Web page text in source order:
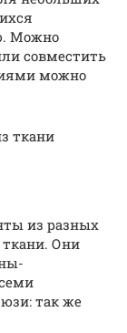
Можно
совместить
можно
ткани
из разных
ткани. Они
так же